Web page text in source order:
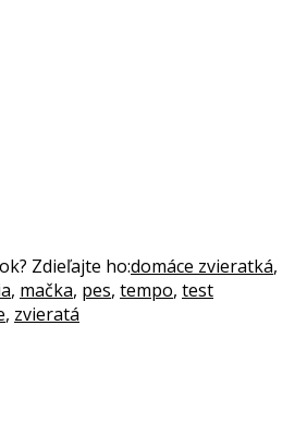
Zdieľajte ho:domáce zvieratká,
, mačka, pes, tempo, test
, zvieratá